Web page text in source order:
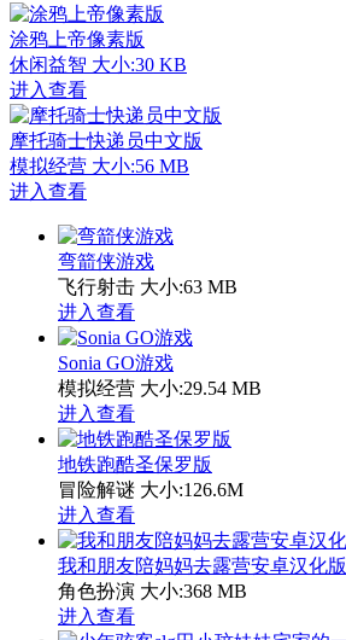
涂鸦上帝像素版
休闲益智 大小:30 KB
进入查看
摩托骑士快递员中文版
模拟经营 大小:56 MB
进入查看
弯箭侠游戏
飞行射击 大小:63 MB
进入查看
Sonia GO游戏
模拟经营 大小:29.54 MB
进入查看
地铁跑酷圣保罗版
冒险解谜 大小:126.6M
进入查看
我和朋友陪妈妈去露营安卓汉化版
角色扮演 大小:368 MB
进入查看